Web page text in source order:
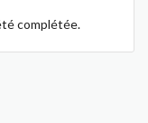
complétée.